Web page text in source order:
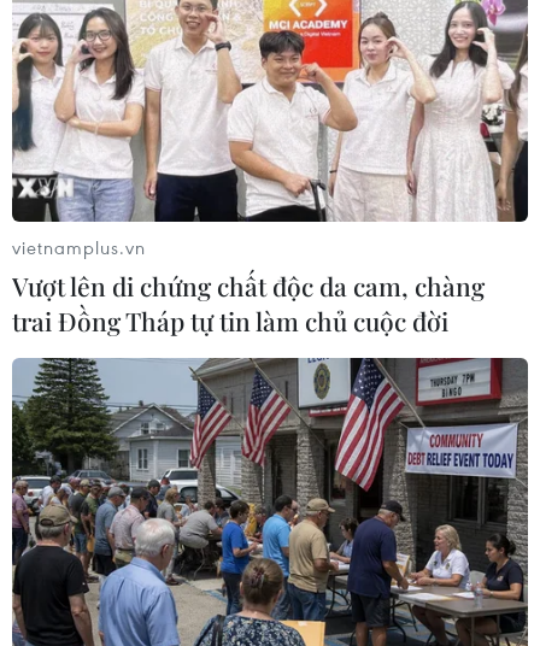
(TTXVN/Vietnam+)
#dương tính với SARS-CoV-2
#bình dương
#giãn cách xã hội
#trạm y tế lưu động
Bình Dương
Tp. Hồ Chí Minh
vietnamplus.vn
Vượt lên di chứng chất độc da cam, chàng
trai Đồng Tháp tự tin làm chủ cuộc đời